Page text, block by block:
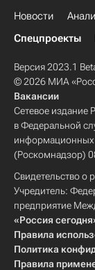
Новости
Спецпроекты
Версия 2023.1
© 2026 МИА
Вакансии
Сетевое издание
в Федеральной
информационных
(Роскомнадзор)
Свидетельство
Учредитель:
предприятие
«Россия
Правила
Политика
Правила